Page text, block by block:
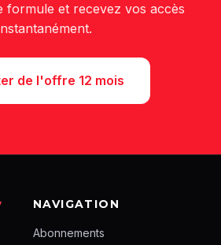
formule et recevez vos accès
de l'offre 12 mois
NAVIGATION
Abonnements